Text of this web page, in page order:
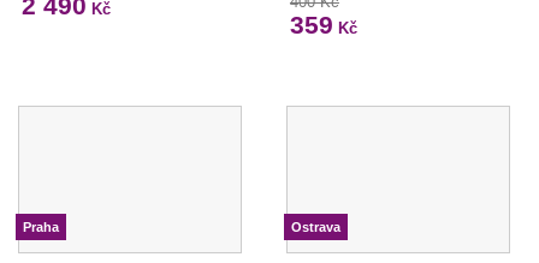
Kč
359 Kč
Praha Ostrava